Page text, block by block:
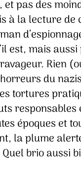
pas des
à la lecture de
est, mais
Rien
du
tortures
époques et
la plume
brio aussi